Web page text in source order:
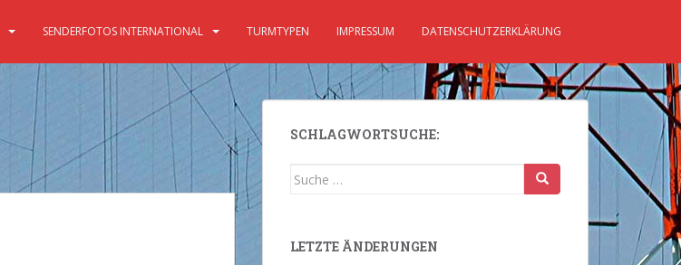
SENDERFOTOS INTERNATIONAL TURMTYPEN IMPRESSUM DATENSCHUTZERKLÄRUNG
SCHLAGWORTSUCHE:
Suche
LETZTE ÄNDERUNGEN